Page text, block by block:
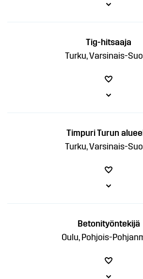
Tig-hitsaaja
Turku, Varsinais-
Timpuri Turun
Turku, Varsinais-
Betonityöntekijä
Oulu, Pohjois-